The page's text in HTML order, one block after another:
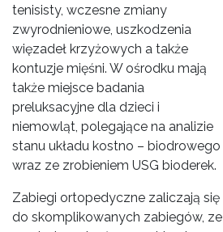
tenisisty, wczesne zmiany
zwyrodnieniowe, uszkodzenia
więzadeł krzyżowych a także
kontuzje mięśni. W ośrodku mają
także miejsce badania
preluksacyjne dla dzieci i
niemowląt, polegające na analizie
stanu układu kostno – biodrowego
wraz ze zrobieniem USG bioderek.
Zabiegi ortopedyczne zaliczają się
do skomplikowanych zabiegów, ze